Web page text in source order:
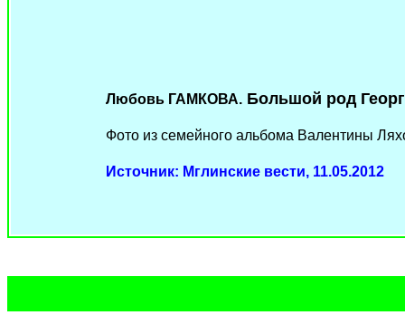
Любовь ГАМКОВА. Большой род
Фото из семейного альбома Валентины
Источник: Мглинские вести, 11.05.2012